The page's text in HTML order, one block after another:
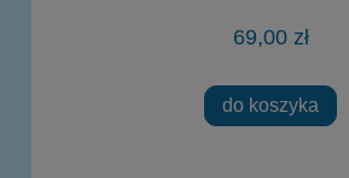
69,00 zł
do koszyka